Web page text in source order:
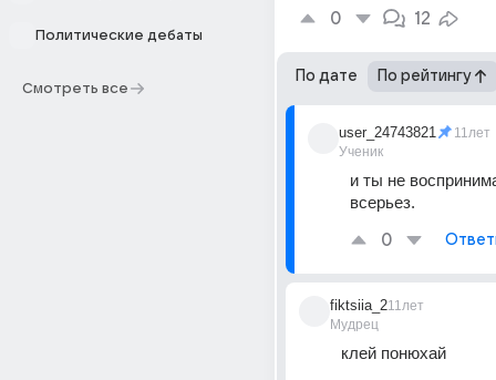
Политические дебаты
Смотреть все
0 12
По дате По рейтингу
user_24743821
Ученик
11лет
и ты не
всерьез.
0
fiktsiia_2
Мудрец
11лет
клей понюхай